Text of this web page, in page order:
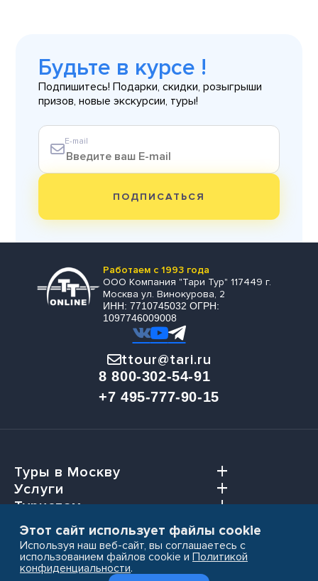
Будьте в курсе !
Подпишитесь! Подарки, скидки, розыгрыши
призов, новые экскурсии, туры!
E-mail
ПОДПИСАТЬСЯ
Работаем с 1993 года
ООО Компания "Тари Тур" 117449 г.
Москва ул. Винокурова, 2
ИНН: 7710745032 ОГРН:
1097746009008
ttour@tari.ru
8 800-302-54-91
+7 495-777-90-15
Туры в Москву
Услуги
Туристам
Агентствам
Этот сайт использует файлы cookie
Используя наш веб-сайт, вы соглашаетесь с
использованием файлов cookie и Политикой
конфиденциальности.